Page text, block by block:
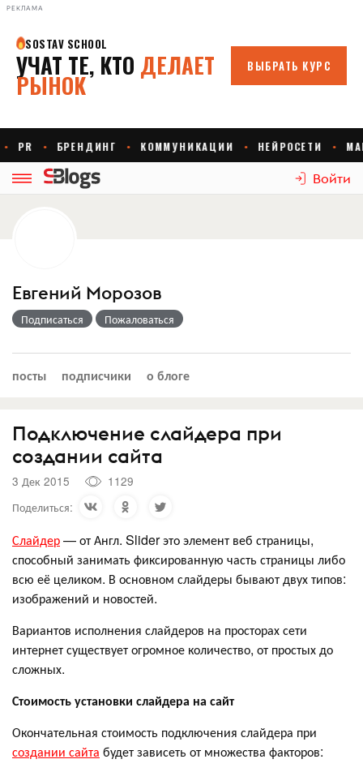
РЕКЛАМА
Войти
Евгений Морозов
Подписаться Пожаловаться
посты подписчики о блоге
Подключение слайдера при
создании сайта
3 Дек 2015
1129
Поделиться:
Слайдер— от Англ. Slider это элемент веб страницы,
способный занимать фиксированную часть страницы либо
всю её целиком. В основном слайдеры бывают двух типов:
изображений и новостей.
Вариантов исполнения слайдеров на просторах сети
интернет существует огромное количество, от простых до
сложных.
Стоимость установки слайдера на сайт
Окончательная стоимость подключения слайдера при
создании сайта будет зависеть от множества факторов: